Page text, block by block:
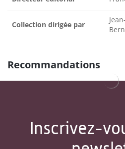
Collection dirigée par
Recommandations
Inscrivez-